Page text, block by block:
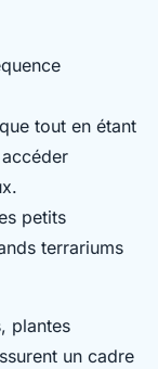
tout en étant
petits
terrariums
plantes
un cadre